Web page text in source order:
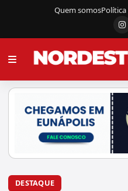
Quem somos
DESTAQUE